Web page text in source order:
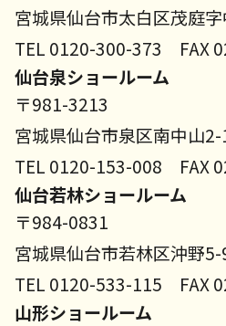
宮城県仙台市太白区茂庭
TEL 0120-300-373 FAX
仙台泉ショールーム
〒981-3213
宮城県仙台市泉区南中山
TEL 0120-153-008 FAX
仙台若林ショールーム
〒984-0831
宮城県仙台市若林区沖野
TEL 0120-533-115 FAX
山形ショールーム